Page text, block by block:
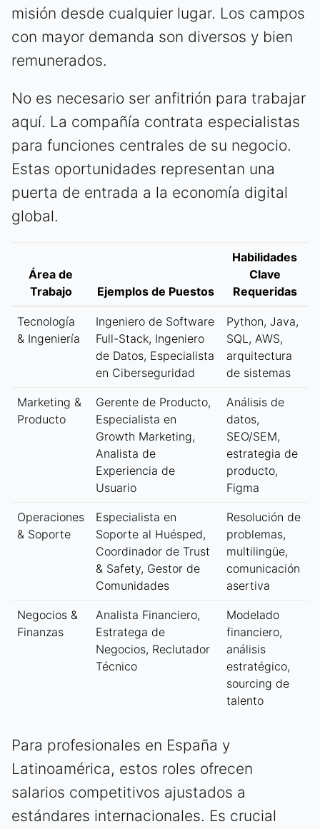
misión desde cualquier lugar. Los campos
con mayor demanda son diversos y bien
remunerados.
No es necesario ser anfitrión para trabajar
aquí. La compañía contrata especialistas
para funciones centrales de su negocio.
Estas oportunidades representan una
puerta de entrada a la economía digital
global.
Área de
Trabajo
Ejemplos de Puestos
Habilidades
Clave
Requeridas
Tecnología
& Ingeniería
Ingeniero de Software
Full-Stack, Ingeniero
de Datos, Especialista
en Ciberseguridad
Python, Java,
SQL, AWS,
arquitectura
de sistemas
Marketing &
Producto
Gerente de Producto,
Especialista en
Growth Marketing,
Analista de
Experiencia de
Usuario
Análisis de
datos,
SEO/SEM,
estrategia de
producto,
Figma
Operaciones
& Soporte
Especialista en
Soporte al Huésped,
Coordinador de Trust
& Safety, Gestor de
Comunidades
Resolución de
problemas,
multilingüe,
comunicación
asertiva
Negocios &
Finanzas
Analista Financiero,
Estratega de
Negocios, Reclutador
Técnico
Modelado
financiero,
análisis
estratégico,
sourcing de
talento
Para profesionales en España y
Latinoamérica, estos roles ofrecen
salarios competitivos ajustados a
estándares internacionales. Es crucial